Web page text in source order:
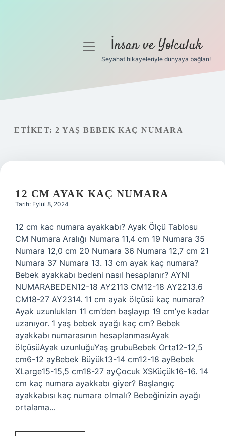
Gizlilik Politikası
menüyü İnsan ve Yolculuk
Seyahat hikayeleriyle dünyaya bağlan!
ETIKET: 2 YAŞ BEBEK KAÇ NUMARA
12 CM AYAK KAÇ NUMARA
Tarih: Eylül 8, 2024
12 cm kac numara ayakkabı? Ayak Ölçü Tablosu
CM Numara Aralığı Numara 11,4 cm 19 Numara 35
Numara 12,0 cm 20 Numara 36 Numara 12,7 cm 21
Numara 37 Numara 13. 13 cm ayak kaç numara?
Bebek ayakkabı bedeni nasıl hesaplanır? AYNI
NUMARABEDEN12-18 AY2113 CM12-18 AY2213.6
CM18-27 AY2314. 11 cm ayak ölçüsü kaç numara?
Ayak uzunlukları 11 cm’den başlayıp 19 cm’ye kadar
uzanıyor. 1 yaş bebek ayağı kaç cm? Bebek
ayakkabı numarasının hesaplanmasıAyak
ölçüsüAyak uzunluğuYaş grubuBebek Orta12-12,5
cm6-12 ayBebek Büyük13-14 cm12-18 ayBebek
XLarge15-15,5 cm18-27 ayÇocuk XSKüçük16-16. 14
cm kaç numara ayakkabı giyer? Başlangıç ​​
ayakkabısı kaç numara olmalı? Bebeğinizin ayağı
ortalama…